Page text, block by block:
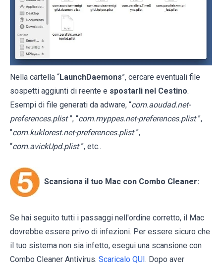
Nella cartella “LaunchDaemons”, cercare eventuali file
sospetti aggiunti di reente e spostarli nel Cestino.
Esempi di file generati da adware, “com.aoudad.net-
preferences.plist ”, “com.myppes.net-preferences.plist ”,
"com.kuklorest.net-preferences.plist ”,
“com.avickUpd.plist ”, etc..
Scansiona il tuo Mac con Combo Cleaner:
Se hai seguito tutti i passaggi nell'ordine corretto, il Mac
dovrebbe essere privo di infezioni. Per essere sicuro che
il tuo sistema non sia infetto, esegui una scansione con
Combo Cleaner Antivirus. Scaricalo QUI . Dopo aver